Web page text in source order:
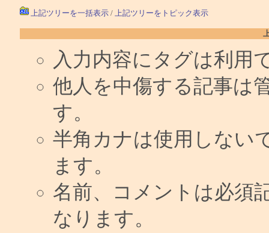
上記ツリーを一括表示/ 上記ツリーをトピック表示
入力内容にタグは利用
他人を中傷する記事は
す。
半角カナは使用しない
ます。
名前、コメントは必須
なります。